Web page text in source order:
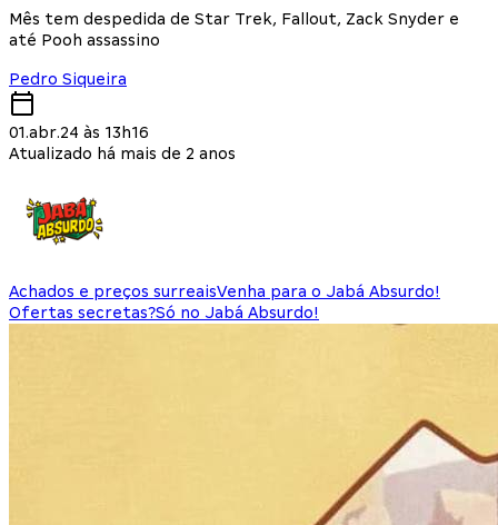
Mês tem despedida de Star Trek, Fallout, Zack Snyder e
até Pooh assassino
Pedro Siqueira
01.abr.24 às 13h16
Atualizado há mais de 2 anos
Achados e preços surreaisVenha para o Jabá Absurdo!
Ofertas secretas?Só no Jabá Absurdo!